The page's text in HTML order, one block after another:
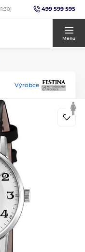
499 599 595
Menu
Výrobce